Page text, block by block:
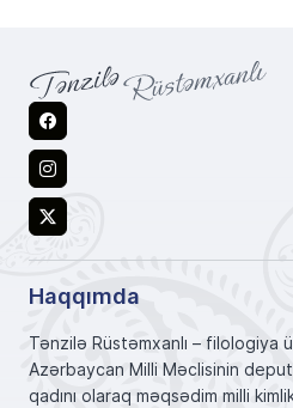
Facebook
Instagram
X
Haqqımda
Tənzilə Rüstəmxanlı – filologiya
Azərbaycan Milli Məclisinin
qadını olaraq məqsədim milli